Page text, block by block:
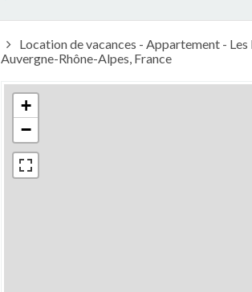
Location de vacances - Appartement -
Auvergne-Rhône-Alpes, France
+
−